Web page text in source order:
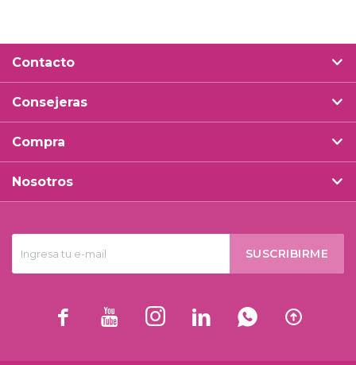
SUSCRIBIRME
     
Contacto
Consejeras
Compra
Nosotros